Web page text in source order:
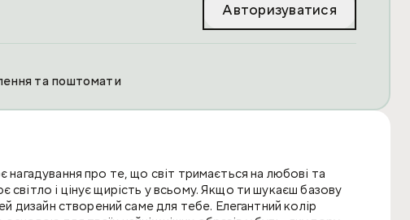
Авторизуватися
та поштомати
про те, що світ тримається на любові та
і цінує щирість у всьому. Якщо ти шукаєш базову
дизайн створений саме для тебе. Елегантний колір